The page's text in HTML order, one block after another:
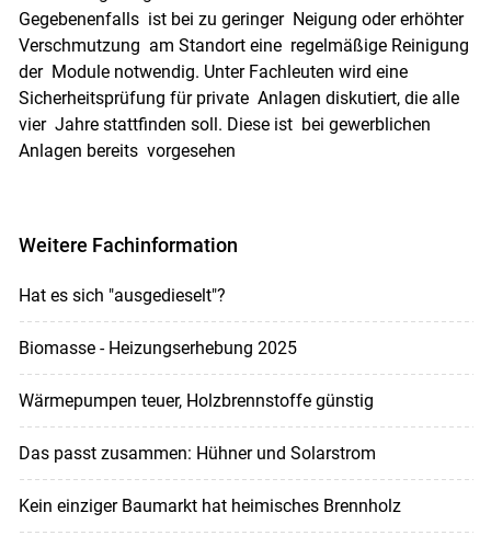
Gegebenenfalls ist bei zu geringer Neigung oder erhöhter
Verschmutzung am Standort eine regelmäßige Reinigung
der Module notwendig. Unter Fachleuten wird eine
Sicherheitsprüfung für private Anlagen diskutiert, die alle
vier Jahre stattfinden soll. Diese ist bei gewerblichen
Anlagen bereits vorgesehen
Weitere Fachinformation
Hat es sich "ausgedieselt"?
Biomasse - Heizungserhebung 2025
Wärmepumpen teuer, Holzbrennstoffe günstig
Das passt zusammen: Hühner und Solarstrom
Kein einziger Baumarkt hat heimisches Brennholz